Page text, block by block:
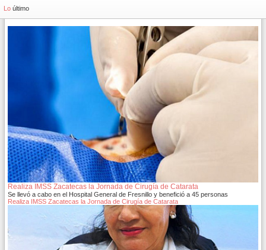
Lo último
Realiza IMSS Zacatecas la Jornada de Cirugía de Catarata
Se llevó a cabo en el Hospital General de Fresnillo y benefició a 45 personas
Realiza IMSS Zacatecas la Jornada de Cirugía de Catarata